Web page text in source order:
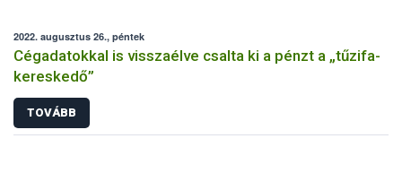
2022. augusztus 26., péntek
Cégadatokkal is visszaélve csalta ki a pénzt a „tűzifa-
kereskedő”
TOVÁBB